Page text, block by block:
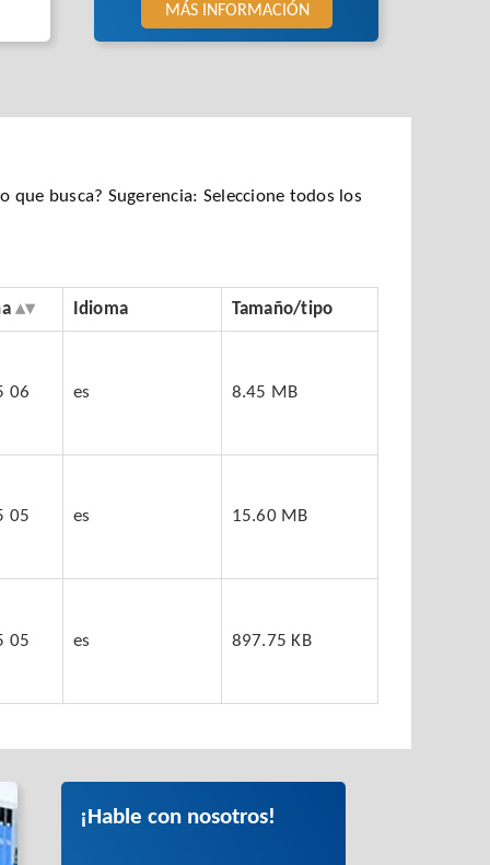
MÁS INFORMACIÓN
que busca? Sugerencia: Seleccione todos los
Idioma Tamaño/tipo
06 es 8.45 MB
05 es 15.60 MB
05 es 897.75 KB
¡Hable con nosotros!